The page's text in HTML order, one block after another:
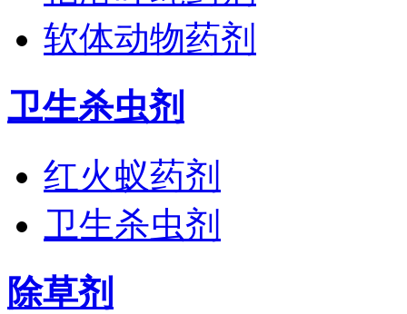
软体动物药剂
卫生杀虫剂
红火蚁药剂
卫生杀虫剂
除草剂